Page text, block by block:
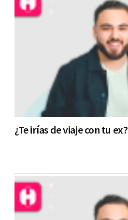
¿Te irías de viaje con tu ex?